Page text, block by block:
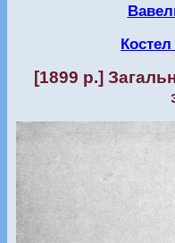
[1899 р.]